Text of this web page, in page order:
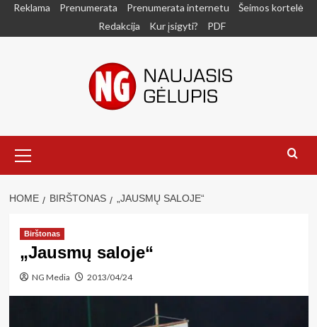
SkipReklama Prenumerata Prenumerata internetu
Šeimos kortelė
Redakcija
Kur įsigyti? PDF
Menu
HOME BIRŠTONAS „JAUSMŲ SALOJE“
Birštonas
„Jausmų saloje“
NG Media 2013/04/24